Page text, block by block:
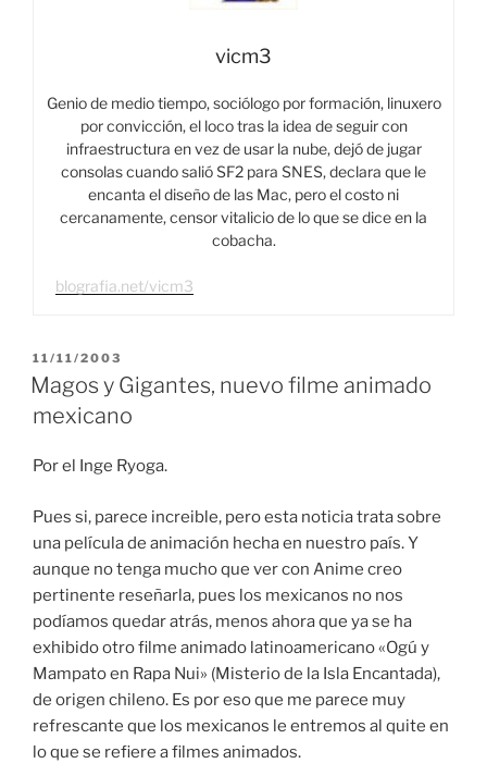
vicm3
Genio de medio tiempo, sociólogo por formación, linuxero
por convicción, el loco tras la idea de seguir con
infraestructura en vez de usar la nube, dejó de jugar
consolas cuando salió SF2 para SNES, declara que le
encanta el diseño de las Mac, pero el costo ni
cercanamente, censor vitalicio de lo que se dice en la
cobacha.
blografia.net/vicm3
PUBLICADO
EL
11/11/2003
Magos y Gigantes, nuevo filme animado
mexicano
Por el Inge Ryoga.
Pues si, parece increible, pero esta noticia trata sobre
una película de animación hecha en nuestro país. Y
aunque no tenga mucho que ver con Anime creo
pertinente reseñarla, pues los mexicanos no nos
podíamos quedar atrás, menos ahora que ya se ha
exhibido otro filme animado latinoamericano «Ogú y
Mampato en Rapa Nui» (Misterio de la Isla Encantada),
de origen chileno. Es por eso que me parece muy
refrescante que los mexicanos le entremos al quite en
lo que se refiere a filmes animados.